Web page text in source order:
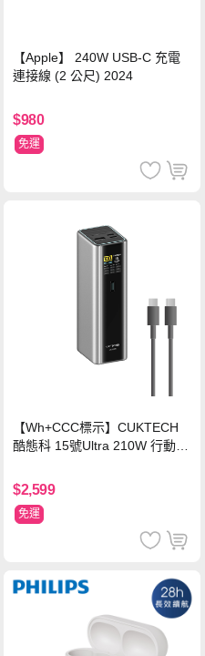
【Apple】 240W USB-C 充電
連接線 (2 公尺) 2024
$980
免運
【Wh+CCC標示】CUKTECH
酷態科 15號Ultra 210W 行動電
$2,599
免運